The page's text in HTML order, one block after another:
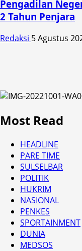
Pengadilan
2 Tahun Penjara
Redaksi 5 Agustus
Most Read
HEADLINE
PARE TIME
SULSELBAR
POLITIK
HUKRIM
NASIONAL
PENKES
SPORTAINMENT
DUNIA
MEDSOS